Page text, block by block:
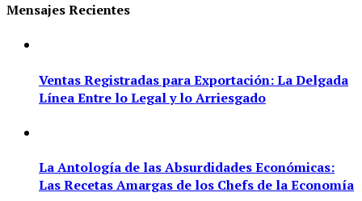
Mensajes Recientes
Ventas Registradas para Exportación: La Delgada
Línea Entre lo Legal y lo Arriesgado
La Antología de las Absurdidades Económicas:
Las Recetas Amargas de los Chefs de la Economía